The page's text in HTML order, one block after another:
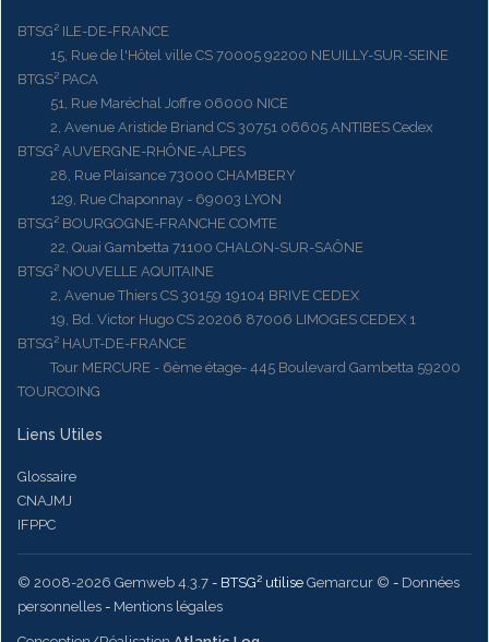
BTSG² ILE-DE-FRANCE
15, Rue de l'Hôtel ville CS 70005 92200 NEUILLY-SUR-SEINE
BTGS² PACA
51, Rue Maréchal Joffre 06000 NICE
2, Avenue Aristide Briand CS 30751 06605 ANTIBES Cedex
BTSG² AUVERGNE-RHÔNE-ALPES
28, Rue Plaisance 73000 CHAMBERY
129, Rue Chaponnay - 69003 LYON
BTSG² BOURGOGNE-FRANCHE COMTE
22, Quai Gambetta 71100 CHALON-SUR-SAÔNE
BTSG² NOUVELLE AQUITAINE
2, Avenue Thiers CS 30159 19104 BRIVE CEDEX
19, Bd. Victor Hugo CS 20206 87006 LIMOGES CEDEX 1
BTSG² HAUT-DE-FRANCE
Tour MERCURE - 6ème étage- 445 Boulevard Gambetta 59200
TOURCOING
Liens Utiles
Glossaire
CNAJMJ
IFPPC
© 2008-2026 Gemweb 4.3.7 - BTSG² utilise Gemarcur © - Données
personnelles - Mentions légales